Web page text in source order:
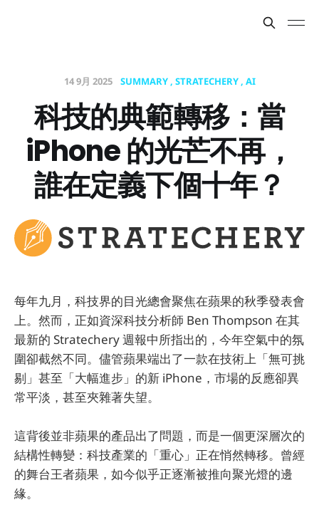
14 9月 2025 SUMMARY STRATECHERY AI
科技的典範轉移：當
iPhone 的光芒不再，
誰在定義下個十年？
每年九月，科技界的目光總會聚焦在蘋果的秋季發表會
上。然而，正如資深科技分析師 Ben Thompson 在其
最新的 Stratechery 週報中所指出的，今年空氣中的氛
圍卻截然不同。儘管蘋果端出了一款在技術上「無可挑
剔」甚至「大幅進步」的新 iPhone，市場的反應卻異
常平淡，甚至夾雜著失望。
這背後並非蘋果的產品出了問題，而是一個更深層次的
結構性轉變：科技產業的「重心」正在悄然轉移。曾經
的舞台王者蘋果，如今似乎正逐漸被推向聚光燈的邊
緣。